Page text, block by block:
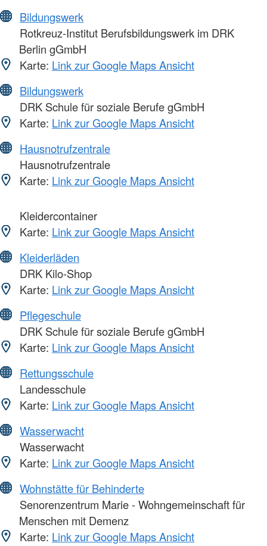
Bildungswerk
Rotkreuz-Institut Berufsbildungswerk im DRK
Berlin gGmbH
Karte: Link zur Google Maps Ansicht
Bildungswerk
DRK Schule für soziale Berufe gGmbH
Karte: Link zur Google Maps Ansicht
Hausnotrufzentrale
Hausnotrufzentrale
Karte: Link zur Google Maps Ansicht
Kleidercontainer
Karte: Link zur Google Maps Ansicht
Kleiderläden
DRK Kilo-Shop
Karte: Link zur Google Maps Ansicht
Pflegeschule
DRK Schule für soziale Berufe gGmbH
Karte: Link zur Google Maps Ansicht
Rettungsschule
Landesschule
Karte: Link zur Google Maps Ansicht
Wasserwacht
Wasserwacht
Karte: Link zur Google Maps Ansicht
Wohnstätte für Behinderte
Senorenzentrum Marie - Wohngemeinschaft für
Menschen mit Demenz
Karte: Link zur Google Maps Ansicht